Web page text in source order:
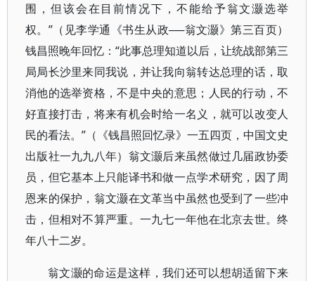
围，但该会在目前情况下，不能给予翁文灏选举
权。”（见李学通《书生从政──翁文灏》第三百页）
钱昌照晚年回忆：“此事总理知道以后，让统战部第三
局局长沙里来同我说，并让我向翁转达总理的话，取
消他的选举资格，不是中央的意思；人民的行动，不
好直接打击，将来有机会时给一名义，就可以改变人
民的看法。”（《钱昌照回忆录》一五四页，中国文史
出版社一九九八年）翁文灏后来虽然做过几届政协委
员，但它基本上只能译书和做一点学术研究，因了周
恩来的保护，翁文灏在文革当中虽然也受到了一些冲
击，但相对不算严重。一九七一年他在北京去世。终
年八十二岁。
翁文灏的命运是这样，我们还可以想胡适留下来